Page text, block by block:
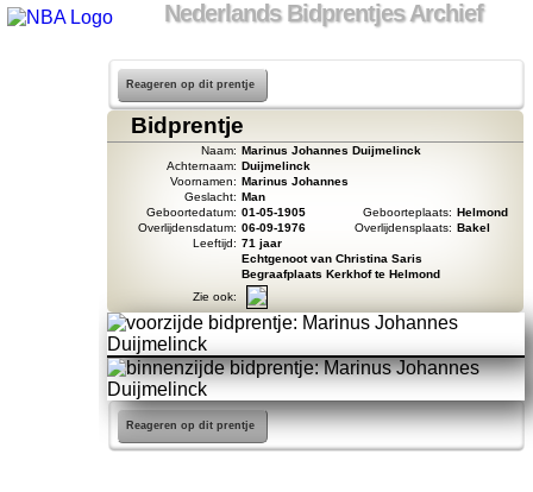
Nederlands Bidprentjes Archief
Reageren op dit prentje
Bidprentje
Naam: Marinus Johannes Duijmelinck
Achternaam: Duijmelinck
Voornamen: Marinus Johannes
Geslacht: Man
Geboortedatum: 01-05-1905 Geboorteplaats: Helmond
Overlijdensdatum: 06-09-1976 Overlijdensplaats: Bakel
Leeftijd: 71 jaar
Echtgenoot van Christina Saris
Begraafplaats Kerkhof te Helmond
Zie ook:
Reageren op dit prentje